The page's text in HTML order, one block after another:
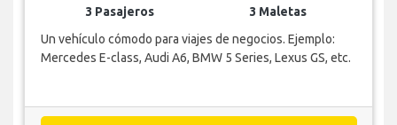
3 Pasajeros
3 Maletas
Un vehículo cómodo para viajes de negocios. Ejemplo:
Mercedes E-class, Audi A6, BMW 5 Series, Lexus GS, etc.